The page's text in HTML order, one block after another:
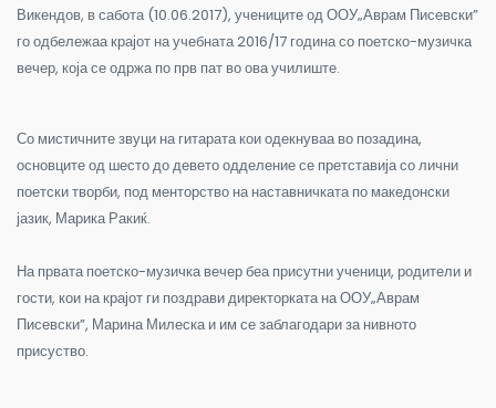
Викендов, в сабота (10.06.2017), учениците од ООУ„Аврам Писевски”
го одбележаа крајот на учебната 2016/17 година со поетско-музичка
вечер, која се одржа по прв пат во ова училиште.
Со мистичните звуци на гитарата кои одекнуваа во позадина,
основците од шесто до девето одделение се претставија со лични
поетски творби, под менторство на наставничката по македонски
јазик, Марика Ракиќ.
На првата поетско-музичка вечер беа присутни ученици, родители и
гости, кои на крајот ги поздрави директорката на ООУ„Аврам
Писевски”, Марина Милеска и им се заблагодари за нивното
присуство.